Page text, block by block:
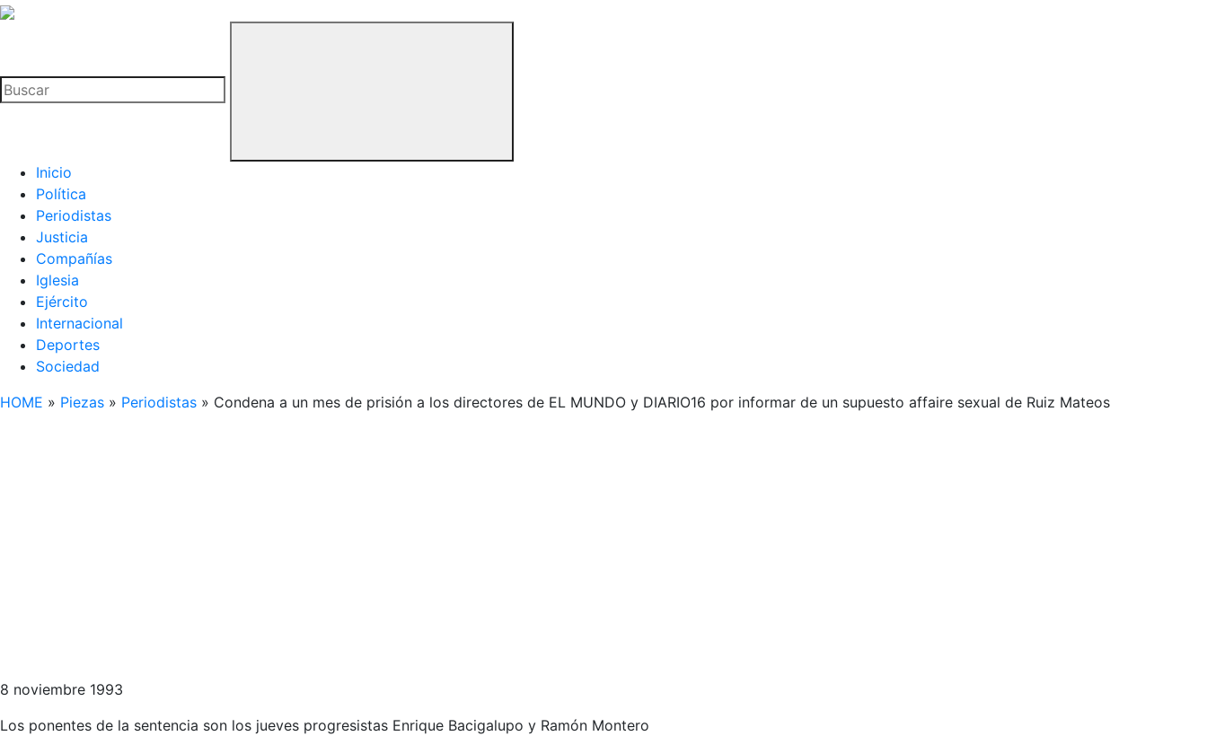
La
Buitre
Inicio
Política
Periodistas
Justicia
Compañías
Iglesia
Ejército
Internacional
Deportes
Sociedad
HOME » Piezas » Periodistas » Condena a un mes de prisión a los directores de EL MUNDO y DIARIO16 por informar de un supuesto affaire sexual de Ruiz Mateos
8 noviembre 1993
Los ponentes de la sentencia son los jueves progresistas Enrique Bacigalupo y Ramón Montero